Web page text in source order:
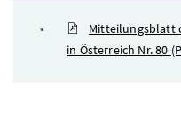
Mitteilungsblatt
in Österreich Nr. 80